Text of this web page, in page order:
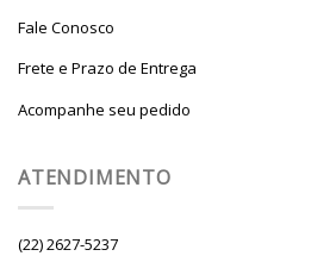
Fale Conosco
Frete e Prazo de Entrega
Acompanhe seu pedido
ATENDIMENTO
(22) 2627-5237